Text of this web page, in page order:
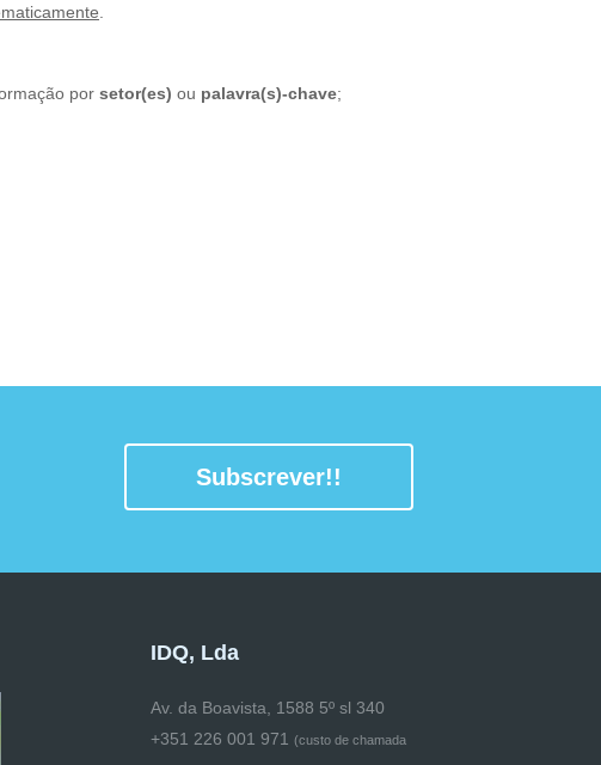
por setor(es) ou palavra(s)-chave;
Subscrever!!
IDQ, Lda
Av. da Boavista, 1588 5º sl 340
+351 226 001 971 (custo de chamada